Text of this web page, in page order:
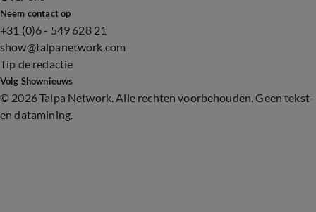
Neem contact op
+31 (0)6 - 549 628 21
show@talpanetwork.com
Tip de redactie
Volg Shownieuws
© 2026 Talpa Network. Alle rechten voorbehouden. Geen tekst-
en datamining.